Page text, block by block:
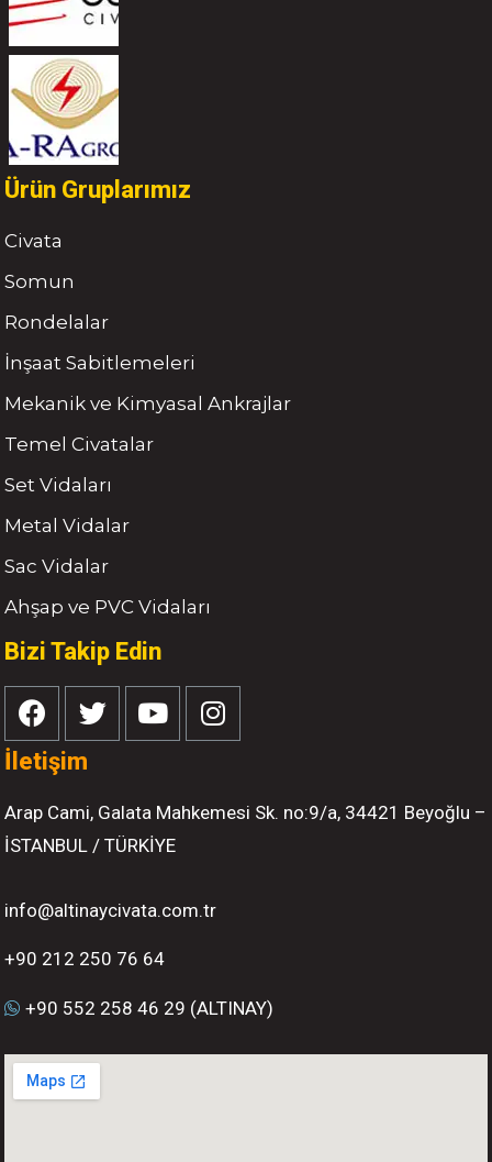
Ürün Gruplarımız
Civata
Somun
Rondelalar
İnşaat Sabitlemeleri
Mekanik ve Kimyasal Ankrajlar
Temel Civatalar
Set Vidaları
Metal Vidalar
Sac Vidalar
Ahşap ve PVC Vidaları
Bizi Takip Edin
İletişim
Arap Cami, Galata Mahkemesi Sk. no:9/a, 34421 Beyoğlu –
İSTANBUL / TÜRKİYE
info@altinaycivata.com.tr
+90 212 250 76 64
+90 552 258 46 29 (ALTINAY)